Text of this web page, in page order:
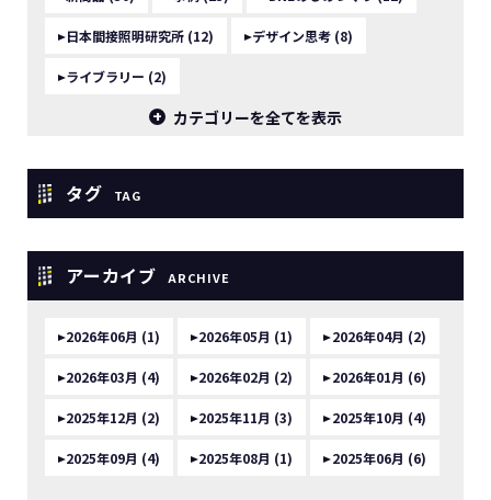
日本間接照明研究所 (12) デザイン思考 (8)
ライブラリー (2)
カテゴリーを全てを表示
タグ TAG
アーカイブ ARCHIVE
2026年06月 (1) 2026年05月 (1) 2026年04月 (2)
2026年03月 (4) 2026年02月 (2) 2026年01月 (6)
2025年12月 (2) 2025年11月 (3) 2025年10月 (4)
2025年09月 (4) 2025年08月 (1) 2025年06月 (6)